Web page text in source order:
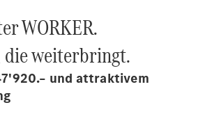
WORKER.
die weiterbringt.
und attraktivem